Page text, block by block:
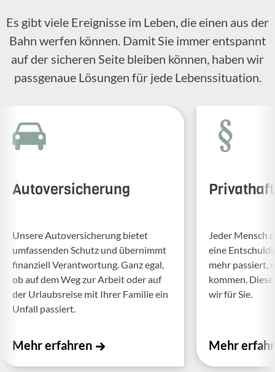
Es gibt viele Ereignisse im Leben, die einen aus der
Bahn werfen können. Damit Sie immer entspannt
auf der sicheren Seite bleiben können, haben wir
passgenaue Lösungen für jede Lebenssituation.
Autoversicherung
Unsere Auto­ver­si­che­rung bietet
umfas­senden Schutz und über­nimmt
finan­ziell Verant­wor­tung. Ganz egal,
ob auf dem Weg zur Arbeit oder auf
der Urlaubs­reise mit Ihrer Familie ein
Unfall passiert.
Mehr erfahren
Jeder Mensch
eine
mehr passiert,
kommen.
wir für Sie.
Mehr